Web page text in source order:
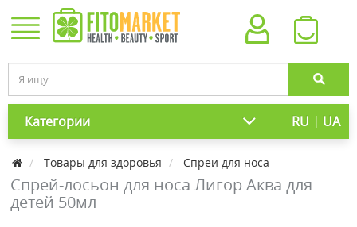
Категории RU | UA
Товары для здоровья Спреи для носа
Спрей-лосьон для носа Лигор Аква для
детей 50мл